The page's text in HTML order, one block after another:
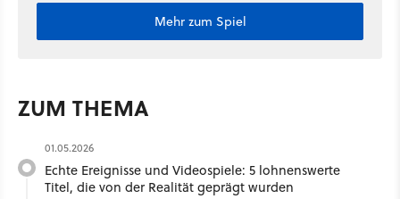
Mehr zum Spiel
ZUM THEMA
01.05.2026
Echte Ereignisse und Videospiele: 5 lohnenswerte
Titel, die von der Realität geprägt wurden